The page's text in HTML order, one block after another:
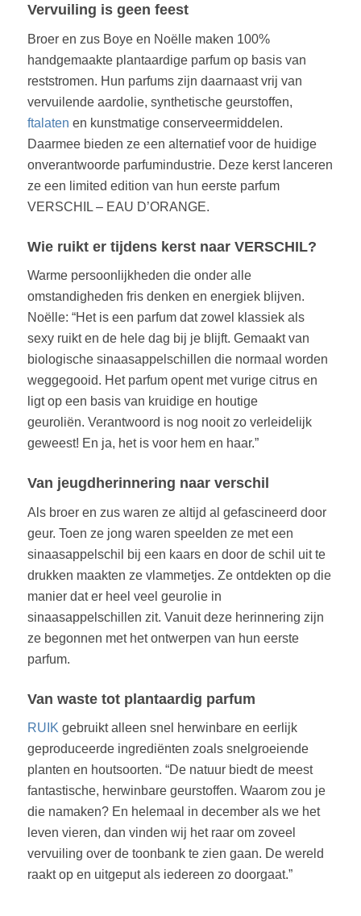
Vervuiling is geen feest
Broer en zus Boye en Noëlle maken 100%
handgemaakte plantaardige parfum op basis van
reststromen. Hun parfums zijn daarnaast vrij van
vervuilende aardolie, synthetische geurstoffen,
ftalaten en kunstmatige conserveermiddelen.
Daarmee bieden ze een alternatief voor de huidige
onverantwoorde parfumindustrie. Deze kerst lanceren
ze een limited edition van hun eerste parfum
VERSCHIL – EAU D’ORANGE.
Wie ruikt er tijdens kerst naar VERSCHIL?
Warme persoonlijkheden die onder alle
omstandigheden fris denken en energiek blijven.
Noëlle: “Het is een parfum dat zowel klassiek als
sexy ruikt en de hele dag bij je blijft. Gemaakt van
biologische sinaasappelschillen die normaal worden
weggegooid. Het parfum opent met vurige citrus en
ligt op een basis van kruidige en houtige
geuroliën. Verantwoord is nog nooit zo verleidelijk
geweest! En ja, het is voor hem en haar.”
Van jeugdherinnering naar verschil
Als broer en zus waren ze altijd al gefascineerd door
geur. Toen ze jong waren speelden ze met een
sinaasappelschil bij een kaars en door de schil uit te
drukken maakten ze vlammetjes. Ze ontdekten op die
manier dat er heel veel geurolie in
sinaasappelschillen zit. Vanuit deze herinnering zijn
ze begonnen met het ontwerpen van hun eerste
parfum.
Van waste tot plantaardig parfum
RUIK gebruikt alleen snel herwinbare en eerlijk
geproduceerde ingrediënten zoals snelgroeiende
planten en houtsoorten. “De natuur biedt de meest
fantastische, herwinbare geurstoffen. Waarom zou je
die namaken? En helemaal in december als we het
leven vieren, dan vinden wij het raar om zoveel
vervuiling over de toonbank te zien gaan. De wereld
raakt op en uitgeput als iedereen zo doorgaat.”